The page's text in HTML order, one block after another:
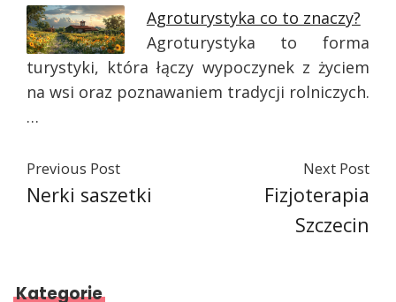
Agroturystyka co to znaczy?
Agroturystyka to forma
turystyki, która łączy wypoczynek z życiem
na wsi oraz poznawaniem tradycji rolniczych.
…
Previous Post
Nerki saszetki
Next Post
Fizjoterapia
Szczecin
Kategorie